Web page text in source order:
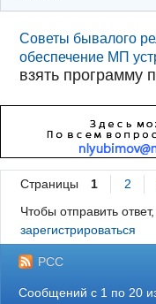
Советы бывалого
обеспечение МП
взять программу
Страницы 1 2
Чтобы отправить
зарегистрироваться
РСС
Сообщений с 1 по 20